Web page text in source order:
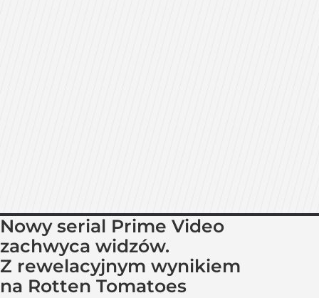
Nowy serial Prime Video
zachwyca widzów.
Z rewelacyjnym wynikiem
na Rotten Tomatoes